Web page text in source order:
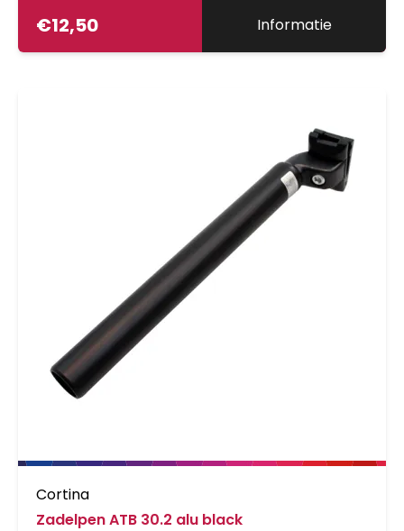
€12,50 Informatie
Cortina
Zadelpen ATB 30.2 alu black